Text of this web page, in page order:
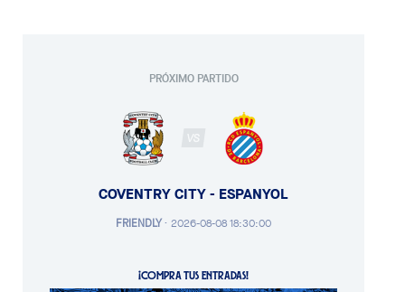
PRÓXIMO PARTIDO
VS
COVENTRY CITY - ESPANYOL
FRIENDLY· 2026-08-08 18:30:00
¡COMPRA TUS ENTRADAS!